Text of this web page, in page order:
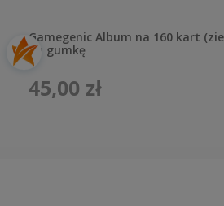
Gamegenic Album na 160 kart
na gumkę
45,00 zł